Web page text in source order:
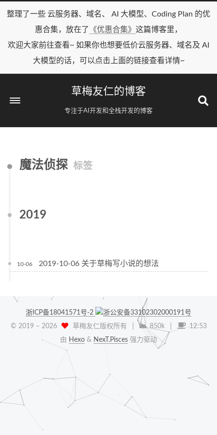
整理了一些 云服务器、域名、 AI 大模型、Coding Plan 的优
惠合集，放在了
《优惠合集》 这篇博客里，
欢迎大家前往查看~ 如果你也想要低价云服务器、域名及 AI
大模型的话，可以点击上面的链接查看详情~
草梅友仁的博客
专注于AI开发和全栈开发的博客
魔法侦探 标签
2019
10-06 2019-10-06 关于草梅写小说的想法
浙ICP备18041571号-2
浙公安备33102302000191号
© 2019 – 2026 草梅友仁版权所有 850k
12:53
由 Hexo & NexT.Pisces 强力驱动